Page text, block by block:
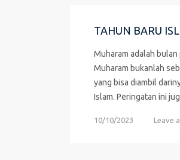
TAHUN BARU
Muharam adalah
Muharam bukanlah
yang bisa diambil
Islam. Peringatan ini
10/10/2023 Leave